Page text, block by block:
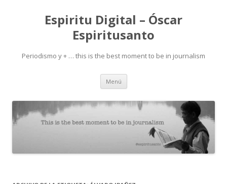
Espiritu Digital – Óscar
Espiritusanto
Periodismo y + … this is the best moment to be in journalism
Menú Ir
contenido